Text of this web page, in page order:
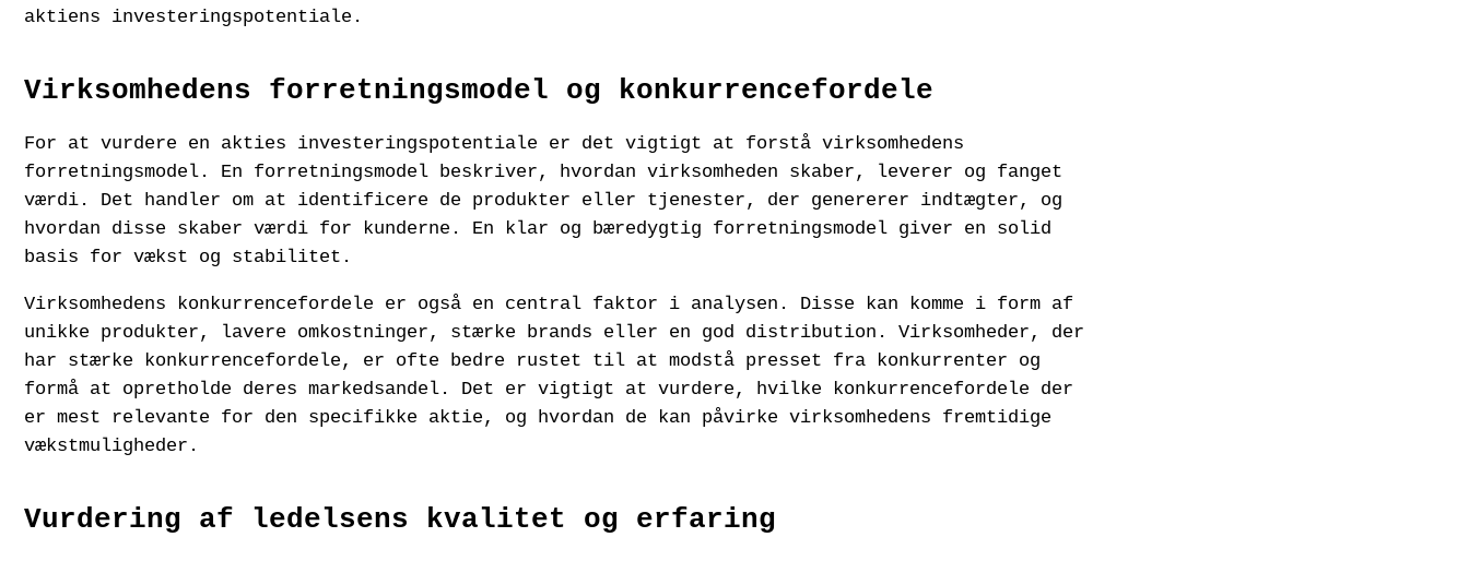
aktiens investeringspotentiale.
Virksomhedens forretningsmodel og konkurrencefordele
For at vurdere en akties investeringspotentiale er det vigtigt at forstå virksomhedens
forretningsmodel. En forretningsmodel beskriver, hvordan virksomheden skaber, leverer og fanget
værdi. Det handler om at identificere de produkter eller tjenester, der genererer indtægter, og
hvordan disse skaber værdi for kunderne. En klar og bæredygtig forretningsmodel giver en solid
basis for vækst og stabilitet.
Virksomhedens konkurrencefordele er også en central faktor i analysen. Disse kan komme i form af
unikke produkter, lavere omkostninger, stærke brands eller en god distribution. Virksomheder, der
har stærke konkurrencefordele, er ofte bedre rustet til at modstå presset fra konkurrenter og
formå at opretholde deres markedsandel. Det er vigtigt at vurdere, hvilke konkurrencefordele der
er mest relevante for den specifikke aktie, og hvordan de kan påvirke virksomhedens fremtidige
vækstmuligheder.
Vurdering af ledelsens kvalitet og erfaring